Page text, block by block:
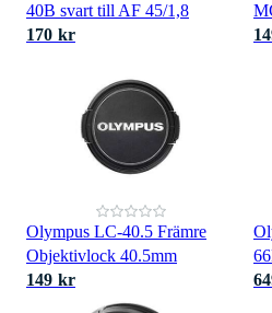
40B svart till AF 45/1,8
170 kr
Olympus LC-40.5 Främre
Objektivlock 40.5mm
149 kr